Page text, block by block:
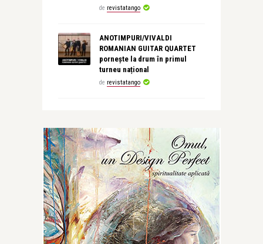
de revistatango
ANOTIMPURI/VIVALDI
ROMANIAN GUITAR QUARTET
pornește la drum în primul
turneu național
de revistatango